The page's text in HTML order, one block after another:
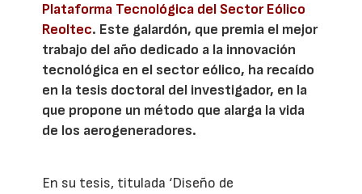
Plataforma Tecnológica del Sector Eólico
Reoltec. Este galardón, que premia el mejor
trabajo del año dedicado a la innovación
tecnológica en el sector eólico, ha recaído
en la tesis doctoral del investigador, en la
que propone un método que alarga la vida
de los aerogeneradores.
En su tesis, titulada ‘Diseño de